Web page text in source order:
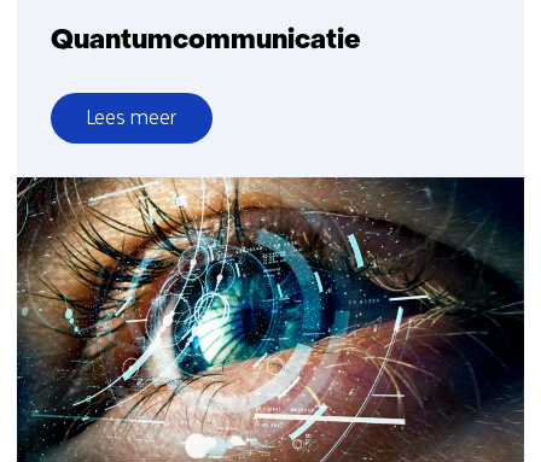
Quantumcommunicatie
Lees meer
over
Quantumcommunicatie